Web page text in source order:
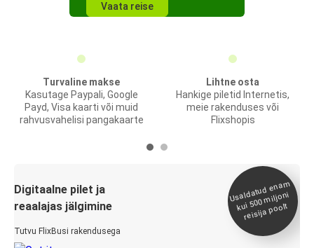
Vaata reise
Turvaline makse
Kasutage Paypali, Google
Payd, Visa kaarti või muid
rahvusvahelisi pangakaarte
Lihtne osta
Hankige piletid Internetis,
meie rakenduses või
Flixshopis
Digitaalne pilet ja
reaalajas jälgimine
Tutvu FlixBusi rakendusega
Usaldatud ena
m
kui 500
miljoni
reisija poolt